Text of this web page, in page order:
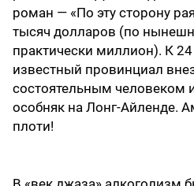
роман — «По эту сторону
тысяч долларов (по
практически миллион). К
известный провинциал
состоятельным человеком
особняк на Лонг-Айленде.
плоти!